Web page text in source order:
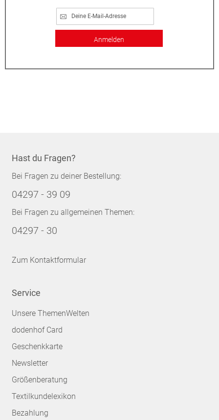
Anmelden
Hast du Fragen?
Bei Fragen zu deiner Bestellung:
04297 - 39 09
Bei Fragen zu allgemeinen Themen:
04297 - 30
Zum Kontaktformular
Service
Unsere ThemenWelten
dodenhof Card
Geschenkkarte
Newsletter
Größenberatung
Textilkundelexikon
Bezahlung